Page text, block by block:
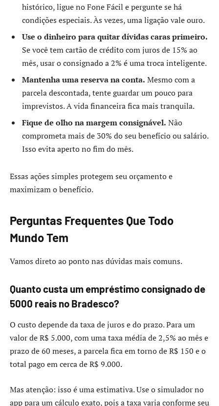
histórico, ligue no Fone Fácil e pergunte se há
condições especiais. Às vezes, uma ligação vale ouro.
Use o dinheiro para quitar dívidas caras primeiro.
Se você tem cartão de crédito com juros de 15% ao
mês, usar o consignado a 2% é uma troca inteligente.
Mantenha uma reserva na conta. Mesmo com a
parcela descontada, tente guardar um pouco para
imprevistos. A vida financeira fica mais tranquila.
Fique de olho na margem consignável. Não
comprometa mais de 30% do seu benefício ou salário.
Isso evita aperto no fim do mês.
Essas ações simples protegem seu orçamento e
maximizam o benefício.
Perguntas Frequentes Que Todo
Mundo Tem
Vamos direto ao ponto nas dúvidas mais comuns.
Quanto custa um empréstimo consignado de
5000 reais no Bradesco?
O custo depende da taxa de juros e do prazo. Para um
valor de R$ 5.000, com uma taxa média de 2,5% ao mês e
prazo de 60 meses, a parcela fica em torno de R$ 150 e o
total pago em cerca de R$ 9.000.
Mas atenção: isso é uma estimativa. Use o simulador no
app para um cálculo exato, pois a taxa varia conforme seu